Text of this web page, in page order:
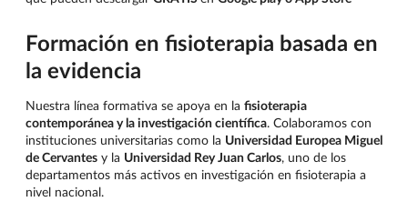
Formación en fisioterapia basada en
la evidencia
Nuestra línea formativa se apoya en la fisioterapia
contemporánea y la investigación científica. Colaboramos con
instituciones universitarias como la Universidad Europea Miguel
de Cervantes y la Universidad Rey Juan Carlos, uno de los
departamentos más activos en investigación en fisioterapia a
nivel nacional.